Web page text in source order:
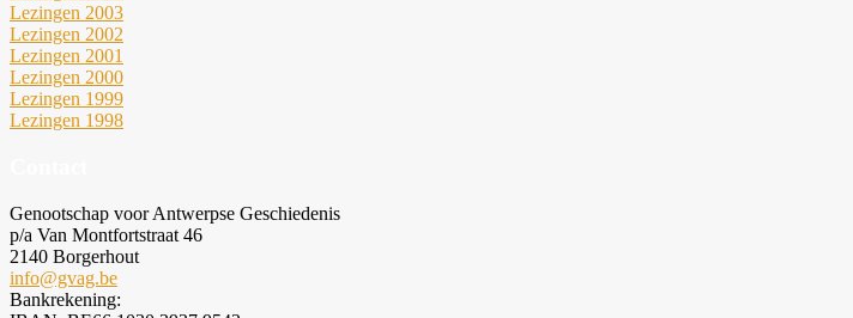
Lezingen 2003
Lezingen 2002
Lezingen 2001
Lezingen 2000
Lezingen 1999
Lezingen 1998
Genootschap voor Antwerpse Geschiedenis
p/a Van Montfortstraat 46
2140 Borgerhout
info@gvag.be
Bankrekening: